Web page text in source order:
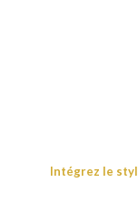
Intégrez le